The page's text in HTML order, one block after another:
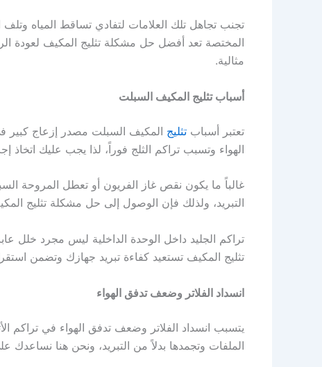
تجنب تجاهل تلك العلامات لتفادي تساقط المياه وتلف
المختصة تعد أفضل حل مشكلة تثليج المكيف لعودة
مثالية.
أسباب تثليج المكيف السبلت
تعتبر أسباب تثليج المكيف السبلت مصدر إزعاج كبير
الهواء وتسبب تراكم الثلج فوراً، لذا يجب عليك اتخاذ
غالباً ما يكون نقص غاز الفريون أو تعطل المروحة
التبريد، ولذلك فإن الوصول إلى حل مشكلة تثليج
تراكم الجليد داخل الوحدة الداخلية ليس مجرد خلل
تثليج المكيف تستعيد كفاءة تبريد جهازك وتضمن
انسداد الفلاتر وضعف تدفق الهواء
يتسبب انسداد الفلاتر وضعف تدفق الهواء في تراكم
الملفات وتجمدها بدلاً من التبريد، ونحن هنا نساعدك